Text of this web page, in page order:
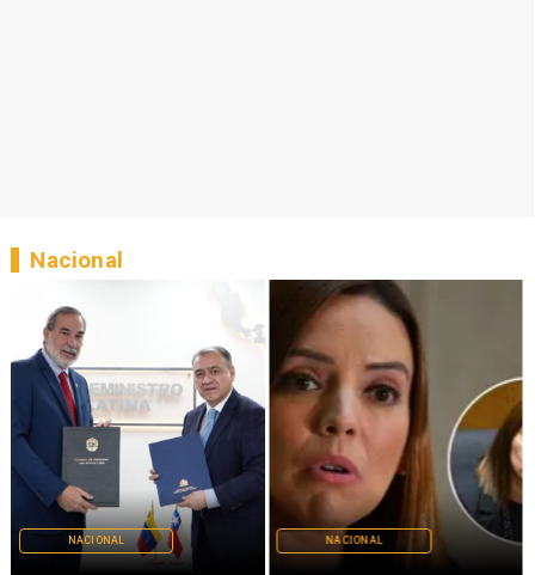
NACIONAL NACIONAL
Nacional